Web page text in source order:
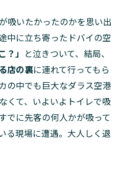
吸いたかったのかを思い出
中に立ち寄ったドバイの空
？」 と泣きついて、結局、
店の裏に連れて行ってもら
の中でも巨大なダラス空港
くて、いよいよトイレで吸
でに先客の何人かが吸って
る現場に遭遇。大人しく退